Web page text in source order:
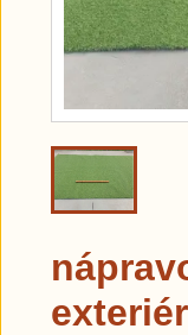
exteriér